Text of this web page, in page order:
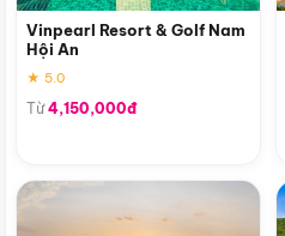
Vinpearl Resort & Golf Nam
Hội An
★ 5.0
Từ4,150,000đ